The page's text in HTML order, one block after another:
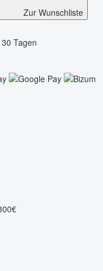
Zur Wunschliste
Tagen